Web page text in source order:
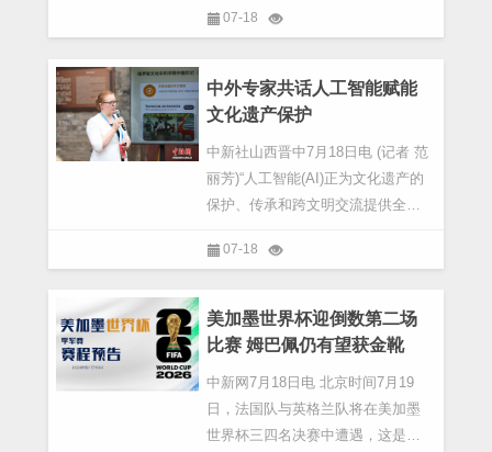
辛。1955年，他考入上海音乐学院
07-18
中外专家共话人工智能赋能
文化遗产保护
中新社山西晋中7月18日电 (记者 范
丽芳)“人工智能(AI)正为文化遗产的
保护、传承和跨文明交流提供全新
样性，更能促进不同文明交流互
学外籍教授奥莉娅
07-18
美加墨世界杯迎倒数第二场
比赛 姆巴佩仍有望获金靴
中新网7月18日电 北京时间7月19
日，法国队与英格兰队将在美加墨
世界杯三四名决赛中遭遇，这是本